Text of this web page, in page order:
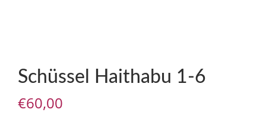
Schüssel Haithabu 1-6
€60,00